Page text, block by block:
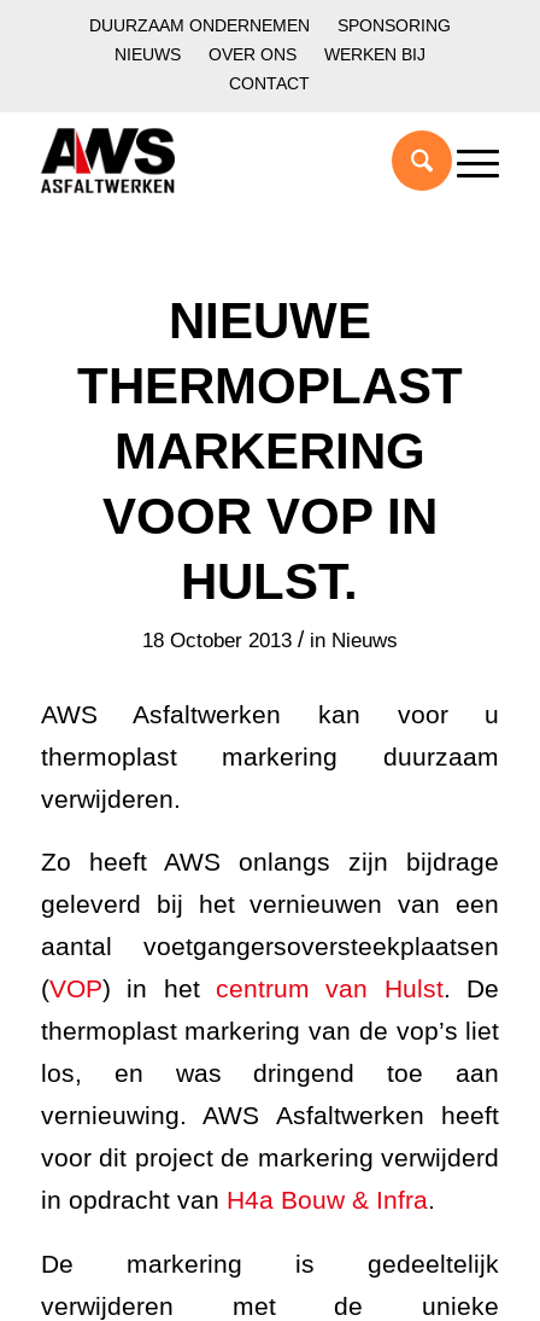
DUURZAAM ONDERNEMEN
SPONSORING
NIEUWS
OVER ONS
WERKEN BIJ
CONTACT
NIEUWE
THERMOPLAST
MARKERING
VOOR VOP IN
HULST.
18 October 2013 / in Nieuws
AWS Asfaltwerken kan voor u
thermoplast markering duurzaam
verwijderen.
Zo heeft AWS onlangs zijn bijdrage
geleverd bij het vernieuwen van een
aantal voetgangersoversteekplaatsen
(VOP) in het centrum van Hulst. De
thermoplast markering van de vop’s liet
los, en was dringend toe aan
vernieuwing. AWS Asfaltwerken heeft
voor dit project de markering verwijderd
in opdracht van H4a Bouw & Infra.
De markering is gedeeltelijk
verwijderen met de unieke